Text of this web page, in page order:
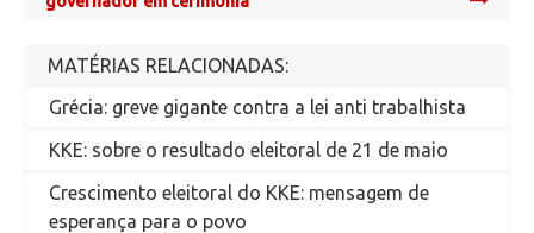
MATÉRIAS RELACIONADAS:
Grécia: greve gigante contra a lei anti trabalhista
KKE: sobre o resultado eleitoral de 21 de maio
Crescimento eleitoral do KKE: mensagem de
esperança para o povo